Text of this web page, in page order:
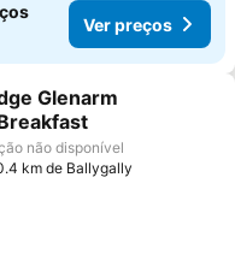
Ver preços
aos favoritos
Glenarm
não disponível
km de Ballygally